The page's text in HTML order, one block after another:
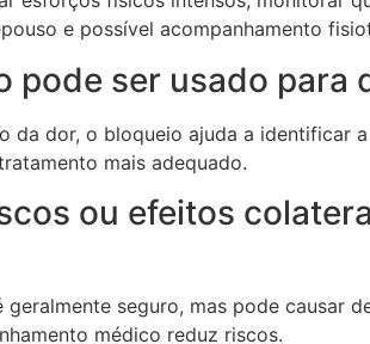
e possível acompanhamento
pode ser usado para
da dor, o bloqueio ajuda a identificar
mais adequado.
ou efeitos
geralmente seguro, mas pode causar
médico reduz riscos.